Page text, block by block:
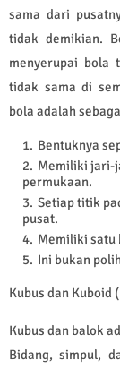
sama dari
tidak demikian.
menyerupai
tidak sama di
bola adalah
Bentuknya
Memiliki jari-
permukaan.
Setiap titik
pusat.
Memiliki satu
Ini bukan
Kubus dan Kuboid
Kubus dan balok
Bidang, simpul,